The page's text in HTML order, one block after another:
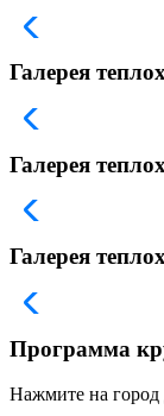
Галерея
Галерея
Галерея
Программа
Нажмите на город